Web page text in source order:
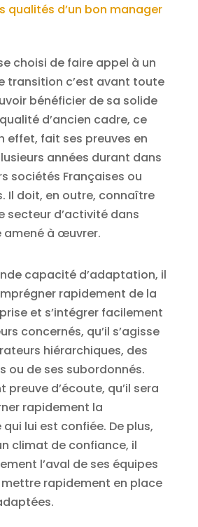
qualités d’un bon manager
choisi de faire appel à un
transition c’est avant toute
bénéficier de sa solide
d’ancien cadre, ce
effet, fait ses preuves en
années durant dans
sociétés Françaises ou
Il doit, en outre, connaître
secteur d’activité dans
amené à œuvrer.
capacité d’adaptation, il
rapidement de la
et s’intégrer facilement
concernés, qu’il s’agisse
hiérarchiques, des
ou de ses subordonnés.
preuve d’écoute, qu’il sera
rapidement la
lui est confiée. De plus,
climat de confiance, il
l’aval de ses équipes
rapidement en place